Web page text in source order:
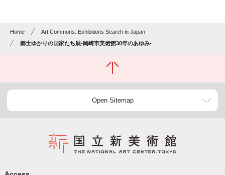
Home
Art Commons: Exhibitions Search in Japan
郷土ゆかりの画家たち展-岡崎市美術館30年のあゆみ-
Open Sitemap